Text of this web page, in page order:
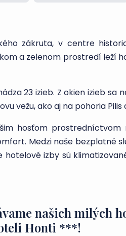
zákruta, v centre
a zelenom prostredí leží
23 izieb. Z okien izieb sa
vežu, ako aj na pohoria Pilis
hosťom
Medzi naše bezplatné
izby sú
našich milých
Honti ***!